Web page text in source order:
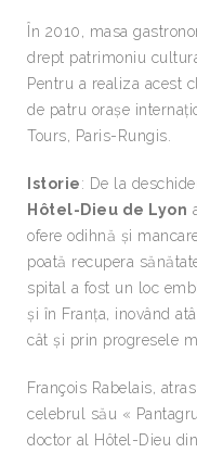
În 2010, masa
drept patrimoniu
Pentru a realiza acest
de patru orașe
Tours, Paris-Rungis.
Istorie: De la
Hôtel-Dieu de Lyon
ofere odihnă și
poată recupera
spital a fost un loc
și în Franța, inovând
cât și prin progresele
François Rabelais,
celebrul său «
doctor al Hôtel-Dieu